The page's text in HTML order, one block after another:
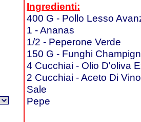
Ingredienti:
400 G - Pollo Lesso
1 - Ananas
1/2 - Peperone Verde
150 G - Funghi
4 Cucchiai - Olio D'oliva
2 Cucchiai - Aceto Di Vino
Sale
Pepe